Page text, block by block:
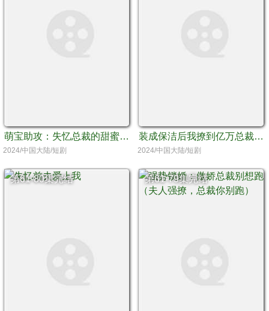
萌宝助攻：失忆总裁的甜蜜追妻
2024/中国大陆/短剧
装成保洁后我撩到亿万总裁（首富千金她摊牌了，总裁未婚妻是首富孙女）
2024/中国大陆/短剧
第61-80集完结 第61-79集完结